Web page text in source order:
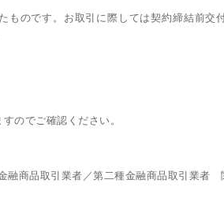
ものです。お取引に際しては契約締結前
のでご確認ください。
融商品取引業者／第二種金融商品取引業者